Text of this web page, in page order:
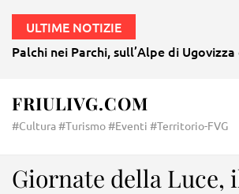
ULTIME NOTIZIE
Palchi nei Parchi, sull’Alpe di
FRIULIVG.COM
#Cultura #Turismo #Eventi #Territorio-FVG
Giornate della Luce,